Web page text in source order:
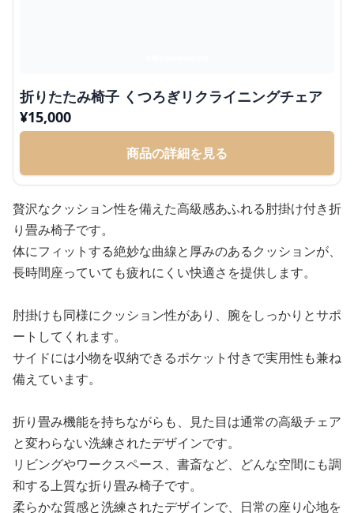
折りたたみ椅子 くつろぎリクライニングチェア
¥15,000
商品の詳細を見る
贅沢なクッション性を備えた高級感あふれる肘掛け付き折
り畳み椅子です。
体にフィットする絶妙な曲線と厚みのあるクッションが、
長時間座っていても疲れにくい快適さを提供します。
肘掛けも同様にクッション性があり、腕をしっかりとサポ
ートしてくれます。
サイドには小物を収納できるポケット付きで実用性も兼ね
備えています。
折り畳み機能を持ちながらも、見た目は通常の高級チェア
と変わらない洗練されたデザインです。
リビングやワークスペース、書斎など、どんな空間にも調
和する上質な折り畳み椅子です。
柔らかな質感と洗練されたデザインで、日常の座り心地を